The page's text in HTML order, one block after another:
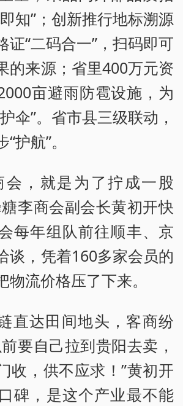
知”；创新推行地标溯源
证“二码合一”，扫码即可
的来源；省里400万元资
亩避雨防雹设施，为
伞”。省市县三级联动，
护航”。
会，就是为了拧成一股
李商会副会长黄初开快
每年组队前往顺丰、京
谈，凭着160多家会员的
流价格压了下来。
直达田间地头，客商纷
要自己拉到贵阳去卖，
收，供不应求！”黄初开
碑，是这个产业最不能